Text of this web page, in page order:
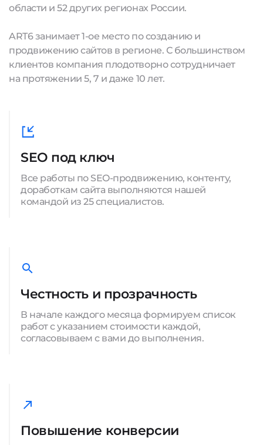
области и 52 других регионах России.
ART6 занимает 1-ое место по созданию и
продвижению сайтов в регионе. С большинством
клиентов компания плодотворно сотрудничает
на протяжении 5, 7 и даже 10 лет.
SEO под ключ
Все работы по SEO-продвижению, контенту,
доработкам сайта выполняются нашей
командой из 25 специалистов.
Честность и прозрачность
В начале каждого месяца формируем список
работ с указанием стоимости каждой,
согласовываем с вами до выполнения.
Повышение конверсии